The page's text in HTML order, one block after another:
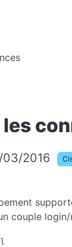
2016
couple